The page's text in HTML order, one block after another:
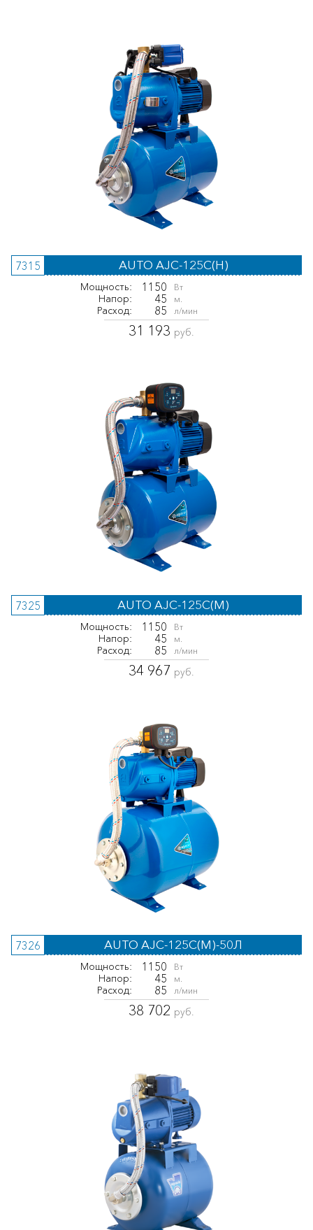
7315 AUTO AJC-125C(H)
Мощность: 1150 Вт
Напор: 45 м.
Расход: 85 л/мин
31 193 руб.
7325 AUTO AJC-125C(M)
Мощность: 1150 Вт
Напор: 45 м.
Расход: 85 л/мин
34 967 руб.
7326 AUTO AJC-125C(M)-50Л
Мощность: 1150 Вт
Напор: 45 м.
Расход: 85 л/мин
38 702 руб.